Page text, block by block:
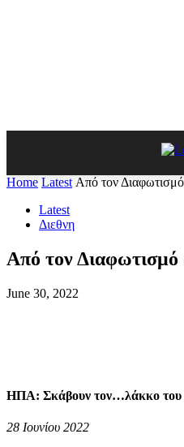
Home Latest Από τον
Latest
Διεθνη
Από τον
June 30, 2022
ΗΠΑ: Σκάβουν τον…λάκκο του
28 Ιουνίου 2022